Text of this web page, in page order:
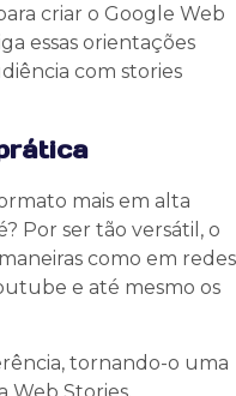
criar o Google Web
essas orientações
com stories
mais em alta
Por ser tão versátil, o
como em redes
e até mesmo os
tornando-o uma
Web Stories.